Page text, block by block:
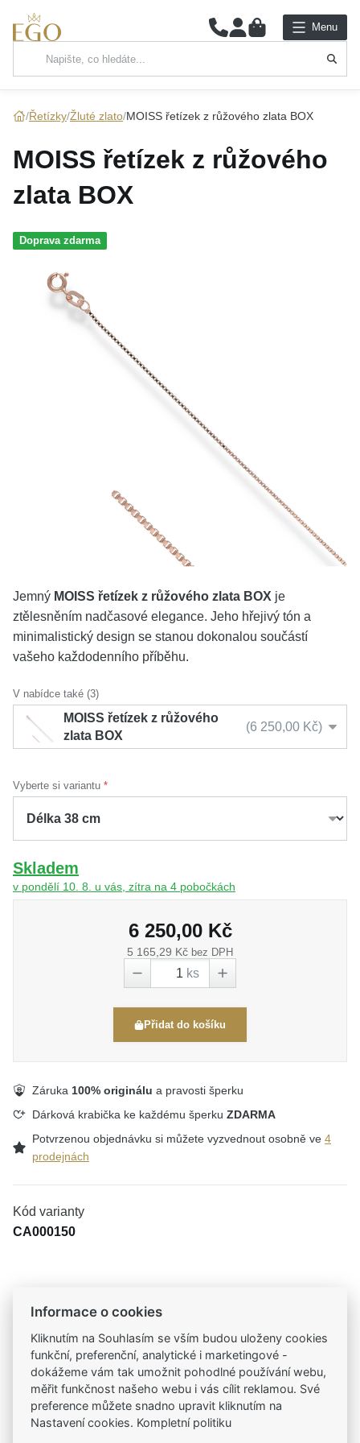
0 Menu
Hlavní kategorie
NÁUŠNICE
Slovensko
Řetízky Žluté zlato MOISS řetízek z růžového zlata BOX
MOISS řetízek z růžového
zlata BOX
Doprava zdarma
Jemný MOISS řetízek z růžového zlata BOX je
ztělesněním nadčasové elegance. Jeho hřejivý tón a
minimalistický design se stanou dokonalou součástí
vašeho každodenního příběhu.
V nabídce také (3)
MOISS řetízek z růžového
zlata BOX
6 250,00 Kč
Vyberte si variantu
Skladem
v pondělí 10. 8. u vás, zítra na 4 pobočkách
6 250,00 Kč
5 165,29 Kč bez DPH
ks
Přidat do košíku
Záruka 100% originálu a pravosti šperku
Dárková krabička ke každému šperku ZDARMA
Potvrzenou objednávku si můžete vyzvednout osobně ve 4
prodejnách
Kód varianty
CA000150
Už od roku 2001 jsme součástí vašich příběhů
Široký výběr produktů
Na našem e-shopu máte výběr z tisíců šperků
Garance vysoké kvality
Informace o cookies
Kliknutím na Souhlasím se vším budou uloženy cookies
funkční, preferenční, analytické i marketingové -
dokážeme vám tak umožnit pohodlné používání webu,
měřit funkčnost našeho webu i vás cílit reklamou. Své
preference můžete snadno upravit kliknutím na
Nastavení cookies. Kompletní politiku